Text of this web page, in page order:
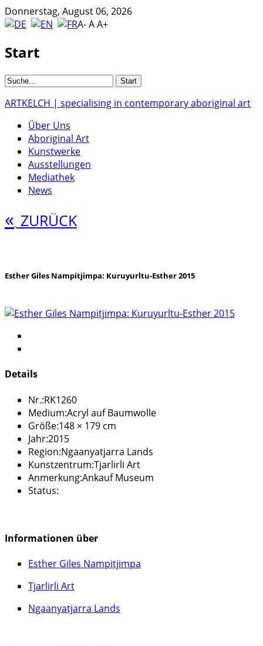
Donnerstag, August 06, 2026
A-AA+
Start
ARTKELCH | specialising in contemporary aboriginal art
Über Uns
Aboriginal Art
Kunstwerke
Ausstellungen
Mediathek
News
« ZURÜCK
Esther Giles Nampitjimpa: Kuruyurltu-Esther 2015
Details
Nr.:RK1260
Medium:Acryl auf Baumwolle
Größe:148 × 179 cm
Jahr:2015
Region:Ngaanyatjarra Lands
Kunstzentrum:Tjarlirli Art
Anmerkung:Ankauf Museum
Status:
Informationen über
Esther Giles Nampitjimpa
Tjarlirli Art
Ngaanyatjarra Lands